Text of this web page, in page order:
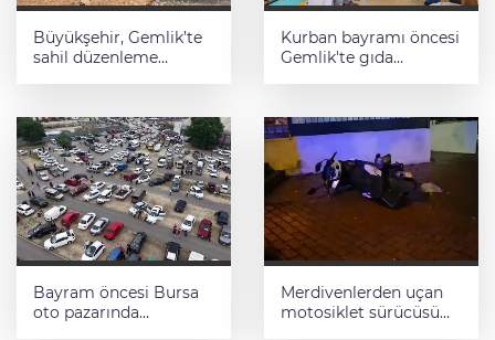
Büyükşehir, Gemlik’te
sahil düzenleme
Kurban bayramı öncesi
Gemlik'te gıda
Bayram öncesi Bursa
oto pazarında
Merdivenlerden uçan
motosiklet sürücüsü